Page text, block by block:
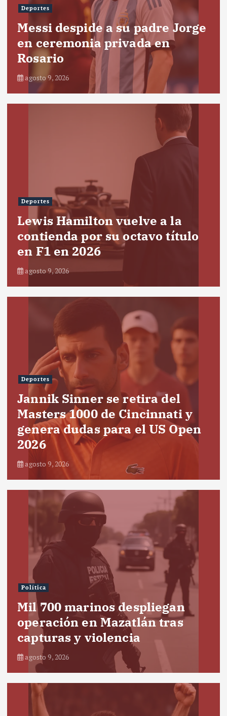
Deportes
Messi despide a su padre Jorge
en ceremonia privada en
Rosario
agosto 9, 2026
Deportes
Lewis Hamilton vuelve a la
contienda por su octavo título
en F1 en 2026
agosto 9, 2026
Deportes
Jannik Sinner se retira del
Masters 1000 de Cincinnati y
genera dudas para el US Open
2026
agosto 9, 2026
Política
Mil 700 marinos despliegan
operación en Mazatlán tras
capturas y violencia
agosto 9, 2026